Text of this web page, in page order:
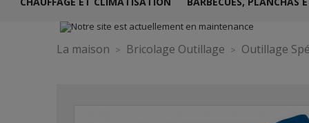
La maison Bricolage Outillage Outillage